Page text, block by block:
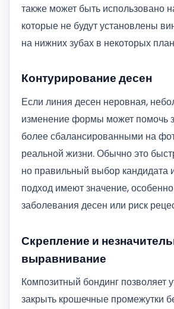
также может быть использовано
которые не будут установлены
на нижних зубах в некоторых
Контурирование десен
Если линия десен неровная,
изменение формы может помочь
более сбалансированными на
реальной жизни. Обычно это
но правильный выбор кандидата
подход имеют значение,
заболевания десен или риск
Скрепление и
выравнивание
Композитный бондинг позволяет
закрыть крошечные промежутки